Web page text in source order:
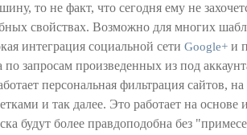
то не факт, что сегодня ему не
свойствах. Возможно для многих
интеграция социальной сети Google+ и
по запросам произведенных из под
персональная фильтрация сайтов,
и так далее. Это работает на основе
будут более правдоподобна без